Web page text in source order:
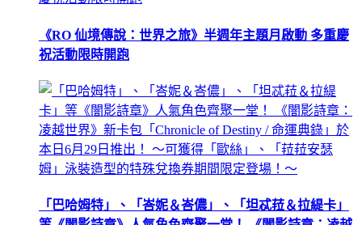
《RO 仙境傳說：世界之旅》半週年主題月啟動 多重慶
祝活動限時開跑
「巴哈姆特」、「峇妮＆峇儂」、「坦忒菈＆拉緹卡」